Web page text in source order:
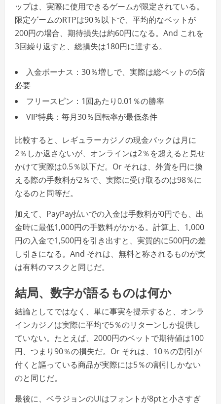
ップは、実際に使用できるゲームが限定されている。
限定ゲームのRTPは90％以下で、平均的なベットが
200円の場合、期待損失は約60円になる。And これを
3回繰り返すと、総損失は180円に達する。
入金ボーナス：30％増しで、実際は総ベットの5倍
必要
フリースピン：1回あたり0.01％の勝率
VIP特典：毎月30％回転率が最低条件
比較すると、レギュラーカジノの現金バックは月に
2％しか返さないが、オンラインは2％を超えると見せ
かけて実際は0.5％以下だ。Or それは、外貨を円に換
える際の手数料が2％で、実際に受け取るのは98％に
なるのと同等だ。
加えて、PayPay払いでの入金は手数料が0円でも、出
金時に最低1,000円の手数料がかかる。計算上、1,000
円の入金で1,500円を引き出すと、実質的に500円の差
し引きになる。And それは、無料と称されるものが実
は有料のマスクと同じだ。
結局、数字が語るものは何か
結論としてではなく、単に事実を提示すると、オンラ
インカジノは実際に平均で5％のリターンしか提供し
ていない。たとえば、2000円のベットで期待値は100
円、つまり90％の損失だ。Or それは、10％の割引が
付くと謳っている商品が実際には5％の割引しかない
のと同じだ。
最後に、ベラジョンのUIはフォントが8ptと小さすぎ